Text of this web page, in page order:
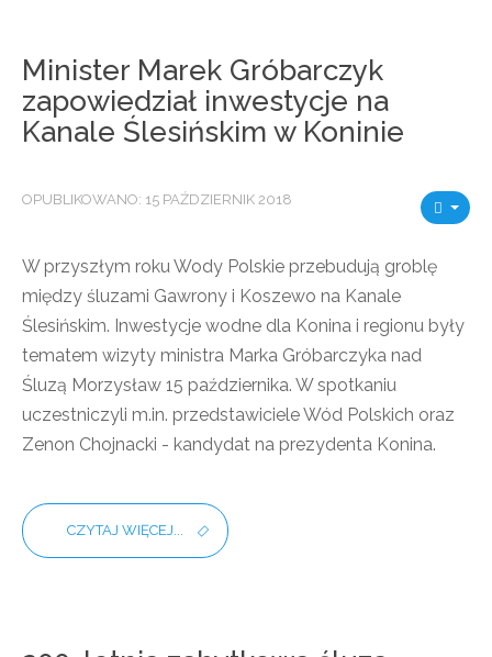
Minister Marek Gróbarczyk
zapowiedział inwestycje na
Kanale Ślesińskim w Koninie
OPUBLIKOWANO: 15 PAŹDZIERNIK 2018
W przyszłym roku Wody Polskie przebudują groblę
między śluzami Gawrony i Koszewo na Kanale
Ślesińskim. Inwestycje wodne dla Konina i regionu były
tematem wizyty ministra Marka Gróbarczyka nad
Śluzą Morzysław 15 października. W spotkaniu
uczestniczyli m.in. przedstawiciele Wód Polskich oraz
Zenon Chojnacki - kandydat na prezydenta Konina.
CZYTAJ WIĘCEJ...